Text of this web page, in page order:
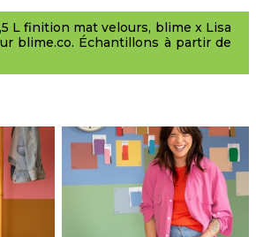
L finition mat velours, blime x Lisa
blime.co. Échantillons à partir de